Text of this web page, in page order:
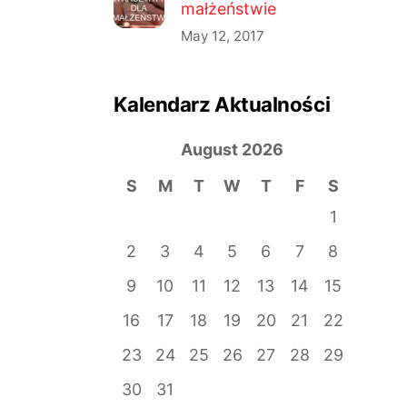
małżeństwie
May 12, 2017
Kalendarz Aktualności
August 2026
S
M T W T F
S
1
2
3 4 5 6 7
8
9
10 11 12 13 14
15
16
17 18 19 20 21
22
23
24 25 26 27 28
29
30
31